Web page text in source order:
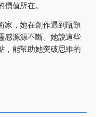
值所在。
家，她在創作遇到瓶頸
感源源不斷。她說這些
，能幫助她突破思維的